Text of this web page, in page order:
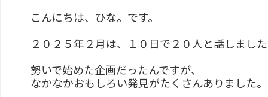
こんにちは、ひな。です。
２０２５年２月は、１０日で２０人と話しまし
勢いで始めた企画だったんですが、
なかなかおもしろい発見がたくさんありまし